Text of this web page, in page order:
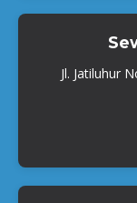
Jl. Jatiluhur